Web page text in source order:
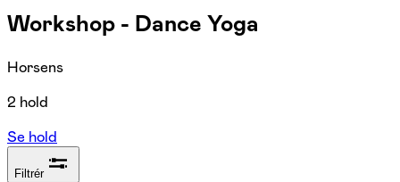
Workshop - Dance Yoga
Horsens
2 hold
Se hold
Filtrér